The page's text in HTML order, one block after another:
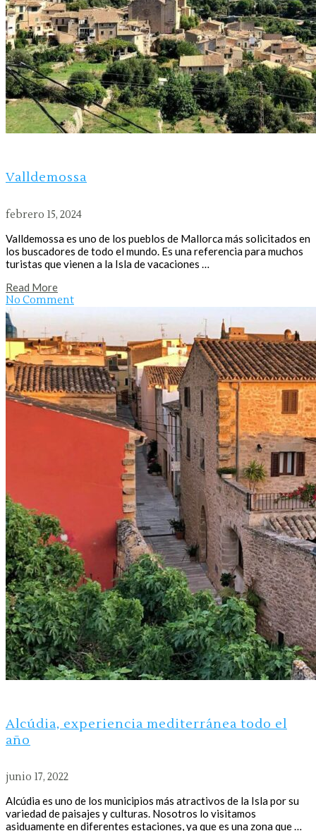
Valldemossa
febrero 15, 2024
Valldemossa es uno de los pueblos de Mallorca más solicitados en
los buscadores de todo el mundo. Es una referencia para muchos
turistas que vienen a la Isla de vacaciones …
Read More
No Comment
Alcúdia, experiencia mediterránea todo el
año
junio 17, 2022
Alcúdia es uno de los municipios más atractivos de la Isla por su
variedad de paisajes y culturas. Nosotros lo visitamos
asiduamente en diferentes estaciones, ya que es una zona que …